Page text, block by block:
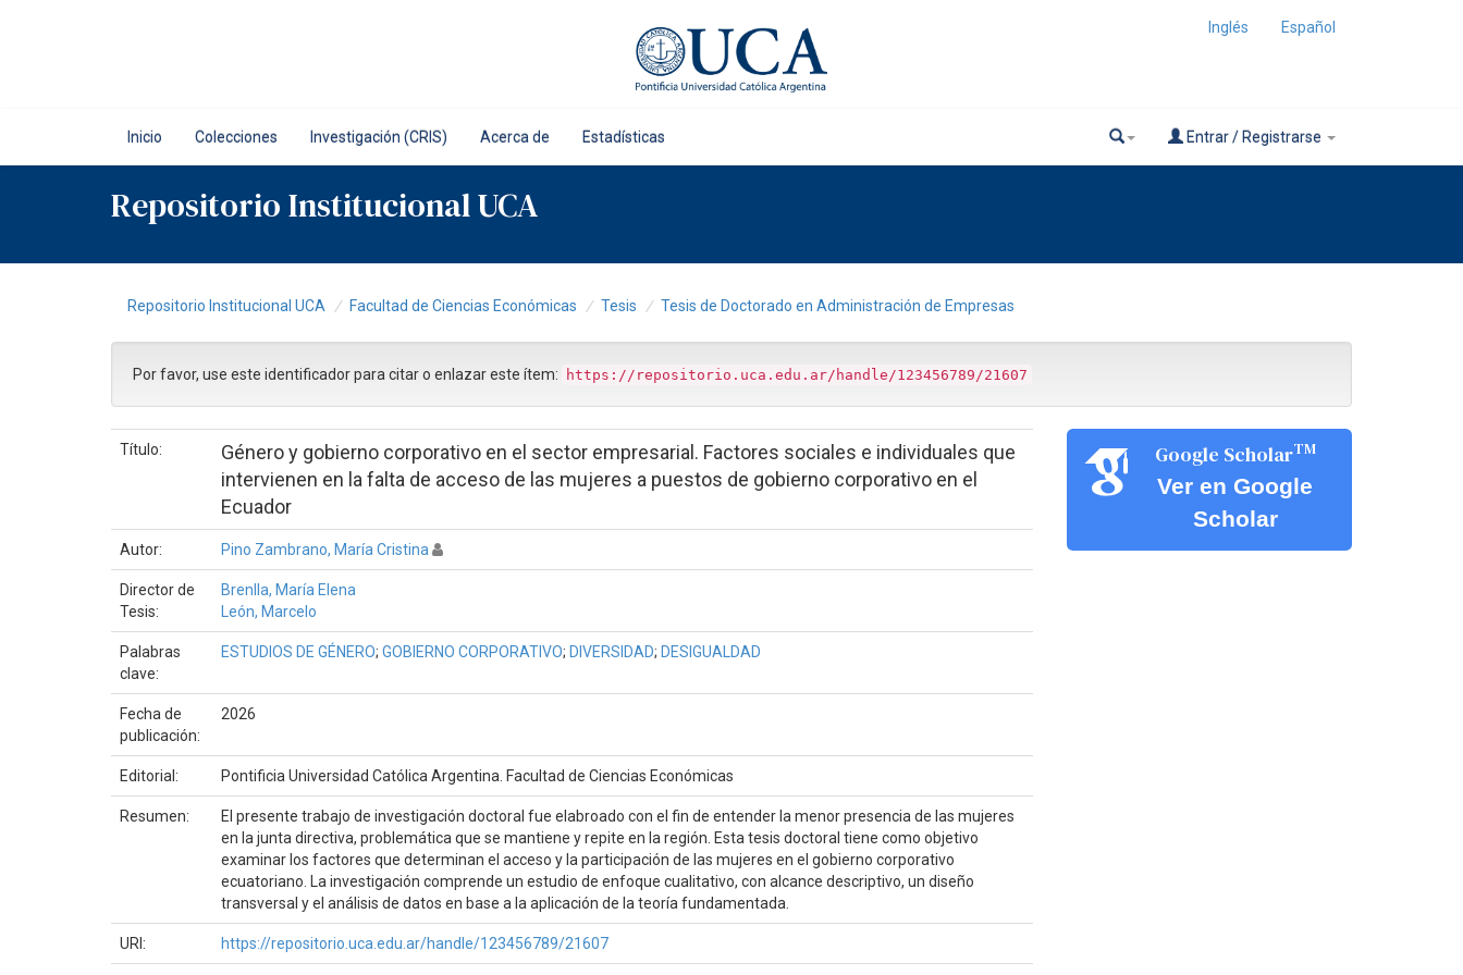
Inglés Español
Inicio Colecciones Investigación (CRIS) Acerca de Estadísticas Entrar / Registrarse
Repositorio Institucional UCA
Repositorio Institucional UCA Facultad de Ciencias Económicas Tesis Tesis de Doctorado en Administración de Empresas
Por favor, use este identificador para citar o enlazar este ítem: https://repositorio.uca.edu.ar/handle/123456789/21607
Título:
Género y gobierno corporativo en el sector empresarial. Factores sociales e individuales que
intervienen en la falta de acceso de las mujeres a puestos de gobierno corporativo en el
Ecuador
Autor: Pino Zambrano, María Cristina
Director de
Tesis:
Brenlla, María Elena
León, Marcelo
Palabras
clave:
ESTUDIOS DE GÉNERO; GOBIERNO CORPORATIVO; DIVERSIDAD; DESIGUALDAD
Fecha de
publicación:
2026
Editorial: Pontificia Universidad Católica Argentina. Facultad de Ciencias Económicas
Resumen:
El presente trabajo de investigación doctoral fue elabroado con el fin de entender la menor presencia de las mujeres
en la junta directiva, problemática que se mantiene y repite en la región. Esta tesis doctoral tiene como objetivo
examinar los factores que determinan el acceso y la participación de las mujeres en el gobierno corporativo
ecuatoriano. La investigación comprende un estudio de enfoque cualitativo, con alcance descriptivo, un diseño
transversal y el análisis de datos en base a la aplicación de la teoría fundamentada.
URI: https://repositorio.uca.edu.ar/handle/123456789/21607
Google ScholarTM
Ver en Google
Scholar